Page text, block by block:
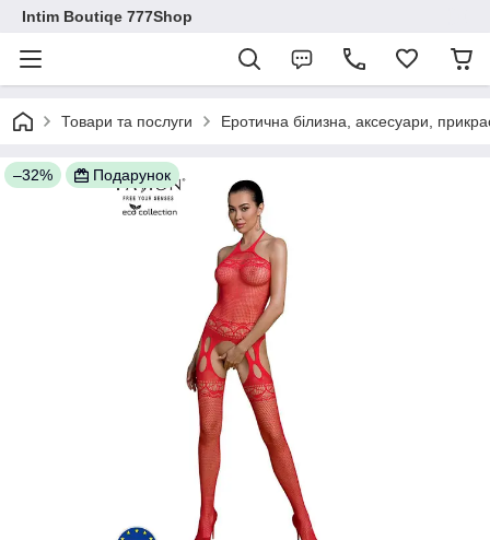
Intim Boutiqe 777Shop
Товари та послуги Еротична білизна, аксесуари,
–32% Подарунок